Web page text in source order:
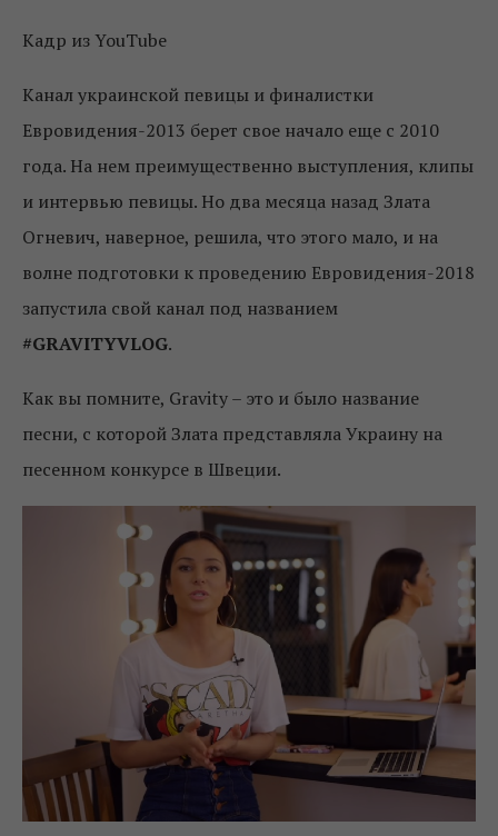
Кадр из YouTube
Канал украинской певицы и финалистки
Евровидения-2013 берет свое начало еще с 2010
года. На нем преимущественно выступления, клипы
и интервью певицы. Но два месяца назад Злата
Огневич, наверное, решила, что этого мало, и на
волне подготовки к проведению Евровидения-2018
запустила свой канал под названием
#GRAVITYVLOG.
Как вы помните, Gravity – это и было название
песни, с которой Злата представляла Украину на
песенном конкурсе в Швеции.